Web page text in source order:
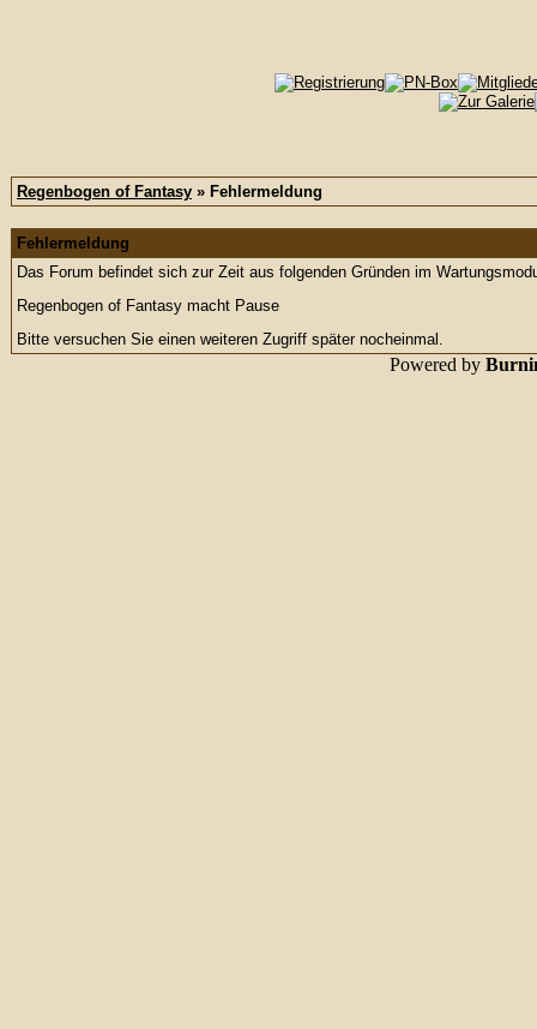
Regenbogen of Fantasy » Fehlermeldung
Fehlermeldung
Das Forum befindet sich zur Zeit aus folgenden Gründen im
Regenbogen of Fantasy macht Pause
Bitte versuchen Sie einen weiteren Zugriff später nocheinmal.
Powered by